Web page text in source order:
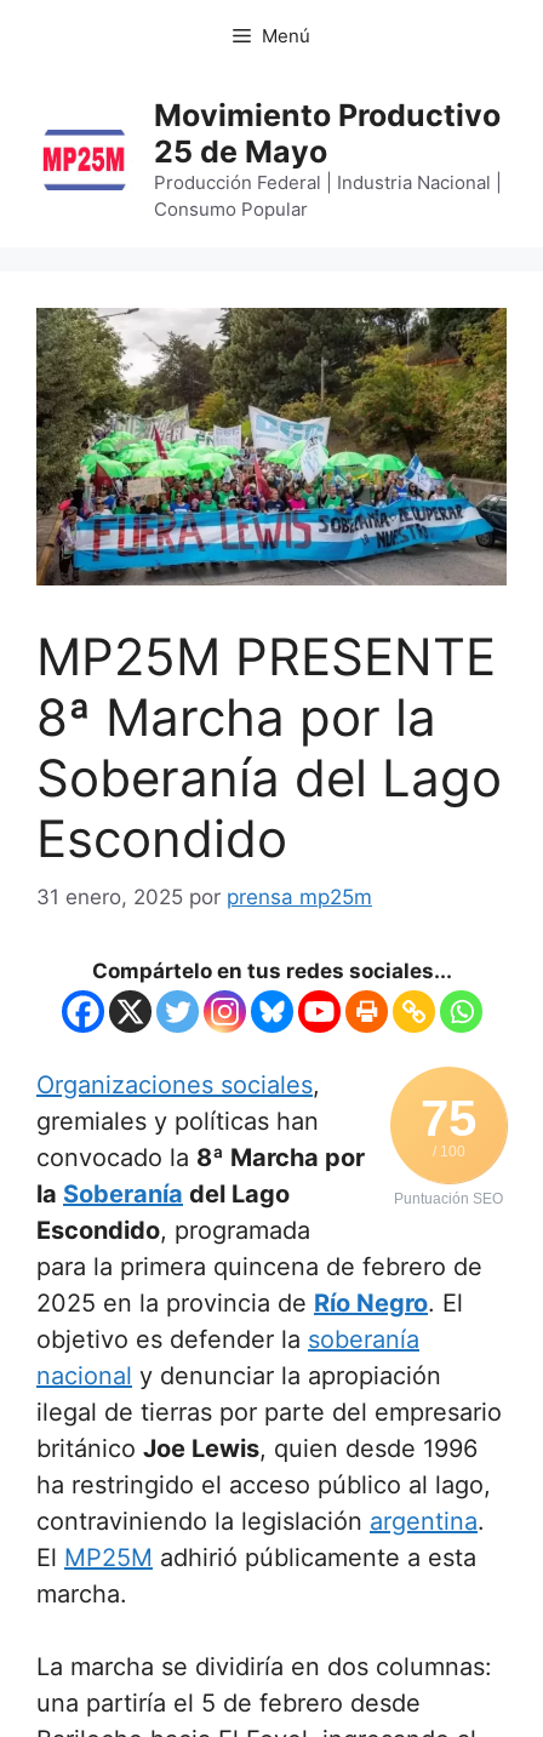
Menú
Movimiento Productivo
25 de Mayo
Producción Federal | Industria Nacional |
Consumo Popular
MP25M PRESENTE
8ª Marcha por la
Soberanía del Lago
Escondido
31 enero, 2025 por prensa mp25m
Compártelo en tus redes sociales...
75
/ 100
Puntuación SEO
Organizaciones sociales,
gremiales y políticas han
convocado la 8ª Marcha por
la Soberanía del Lago
Escondido, programada
para la primera quincena de febrero de
2025 en la provincia de Río Negro. El
objetivo es defender la soberanía
nacional y denunciar la apropiación
ilegal de tierras por parte del empresario
británico Joe Lewis, quien desde 1996
ha restringido el acceso público al lago,
contraviniendo la legislación argentina.
El MP25M adhirió públicamente a esta
marcha.
La marcha se dividiría en dos columnas:
una partiría el 5 de febrero desde